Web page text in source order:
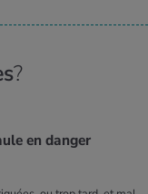
?
en dan­ger